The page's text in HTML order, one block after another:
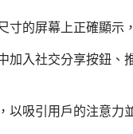
寸的屏幕上正確顯示
加入社交分享按鈕、
以吸引用戶的注意力